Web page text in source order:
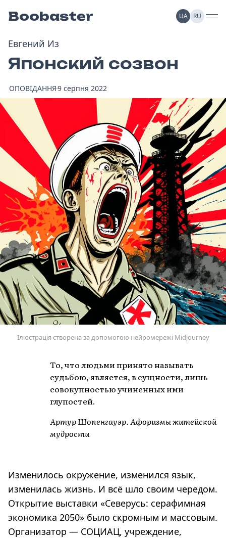
Boobaster UA RU
Евгений Из
Японский созвон
ОПОВІДАННЯ9 серпня 2022
Ілюстрація створена за допомогою нейромережі Midjourney
То, что людьми принято называть
судьбою, является, в сущности, лишь
совокупностью учиненных ими
глупостей.
Артур Шопенгауэр. Афоризмы житейской
мудрости
Изменилось окружение, изменился язык,
изменилась жизнь. И всё шло своим чередом.
Открытие выставки «Северусь: серафимная
экономика 2050» было скромным и массовым.
Организатор — СОЦИАЦ, учреждение,